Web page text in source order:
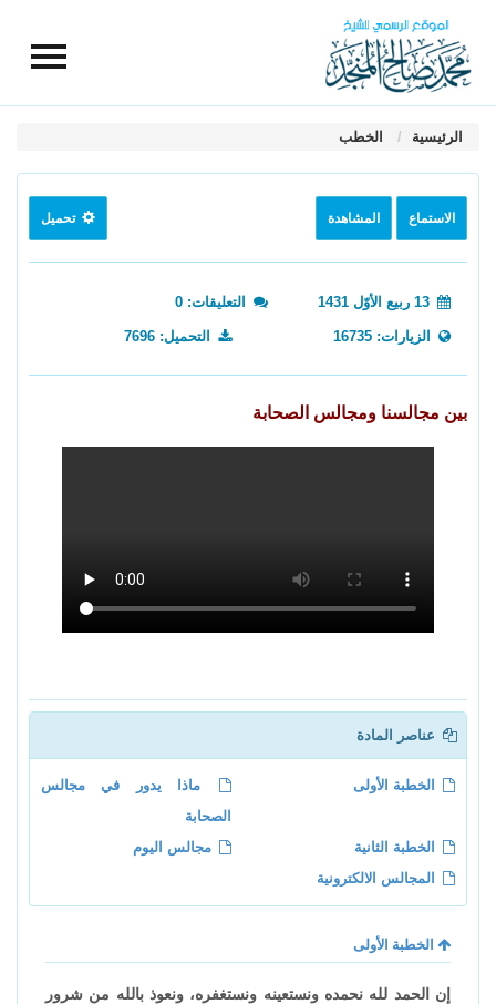
الرئيسية الخطب
الاستماع المشاهدة تحميل
التعليقات: 0
الزيارات: 16735 التحميل: 7696
بين مجالسنا ومجالس الصحابة
عناصر المادة
الخطبة الأولى
ماذا يدور في مجالس
الصحابة
الخطبة الثانية
مجالس اليوم
المجالس الالكترونية
الخطبة الأولى
إن الحمد لله نحمده ونستعينه ونستغفره، ونعوذ بالله من شرور